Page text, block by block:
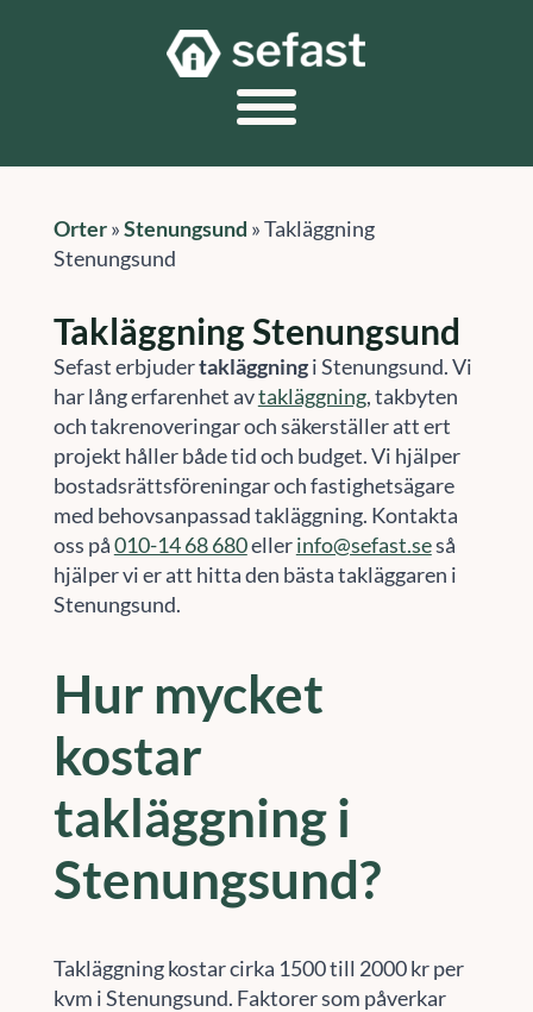
Orter»Stenungsund »Takläggning
Stenungsund
Takläggning Stenungsund
Sefast erbjudertakläggningi Stenungsund. Vi
har lång erfarenhet avtakläggning, takbyten
och takrenoveringar och säkerställer att ert
projekt håller både tid och budget. Vi hjälper
bostadsrättsföreningar och fastighetsägare
med behovsanpassad takläggning. Kontakta
oss på010-14 68 680ellerinfo@sefast.seså
hjälper vi er att hitta den bästa takläggaren i
Stenungsund.
Hur mycket
kostar
takläggning i
Stenungsund?
Takläggning kostar cirka 1500 till 2000 kr per
kvm i Stenungsund. Faktorer som påverkar